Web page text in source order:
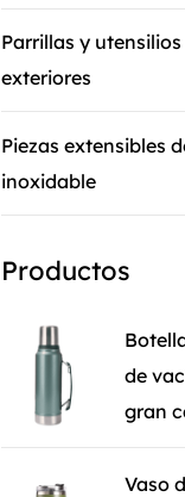
Parrillas y
exteriores
Piezas extensibles
inoxidable
Productos
de
gran
Vaso